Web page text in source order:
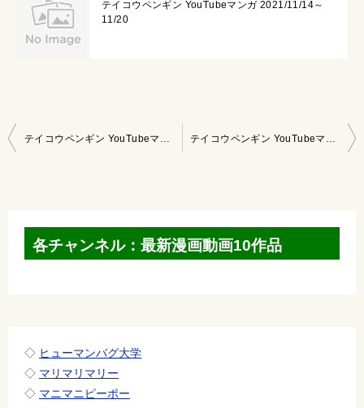
テイコウペンギン YouTubeマンガ 2021/11/14～
11/20
投
各チャンネル：最新漫画動画10作品
◇ ヒューマンバグ大学
◇ マリマリマリー
◇ マニマニピーポー